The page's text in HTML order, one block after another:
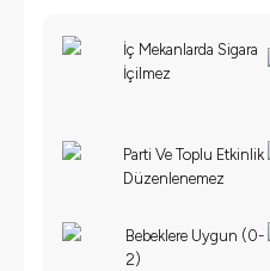
İç Mekanlarda Sigara
İçilmez
Parti Ve Toplu Etkinlik
Düzenlenemez
Bebeklere Uygun (0-
2)